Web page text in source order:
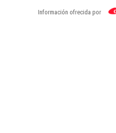
Información ofrecida por